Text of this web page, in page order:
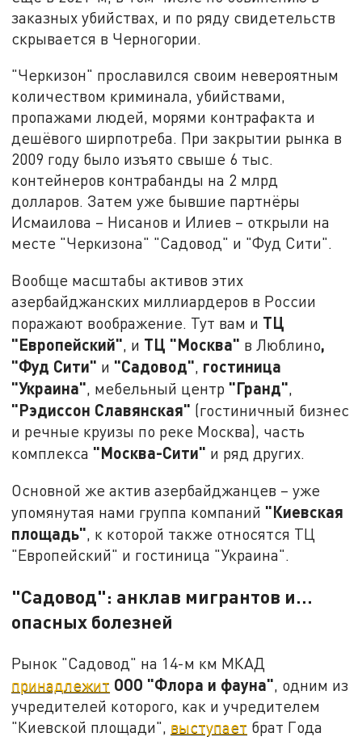
заказных убийствах, и по ряду свидетельств
скрывается в Черногории.
"Черкизон" прославился своим невероятным
количеством криминала, убийствами,
пропажами людей, морями контрафакта и
дешёвого ширпотреба. При закрытии рынка в
2009 году было изъято свыше 6 тыс.
контейнеров контрабанды на 2 млрд
долларов. Затем уже бывшие партнёры
Исмаилова – Нисанов и Илиев – открыли на
месте "Черкизона" "Садовод" и "Фуд Сити".
Вообще масштабы активов этих
азербайджанских миллиардеров в России
поражают воображение. Тут вам и ТЦ
"Европейский", и ТЦ "Москва" в Люблино,
"Фуд Сити" и "Садовод", гостиница
"Украина", мебельный центр "Гранд",
"Рэдиссон Славянская" (гостиничный бизнес
и речные круизы по реке Москва), часть
комплекса "Москва-Сити" и ряд других.
Основной же актив азербайджанцев – уже
упомянутая нами группа компаний "Киевская
площадь", к которой также относятся ТЦ
"Европейский" и гостиница "Украина".
"Садовод": анклав мигрантов и...
опасных болезней
Рынок "Садовод" на 14-м км МКАД
принадлежит ООО "Флора и фауна", одним из
учредителей которого, как и учредителем
"Киевской площади", выступает брат Года